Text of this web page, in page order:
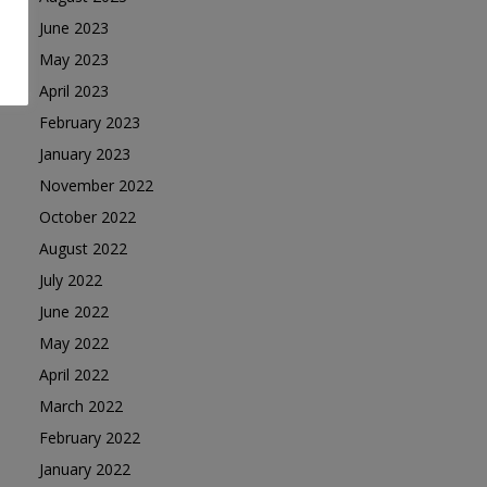
June 2023
May 2023
April 2023
February 2023
January 2023
November 2022
October 2022
August 2022
July 2022
June 2022
May 2022
April 2022
March 2022
February 2022
January 2022